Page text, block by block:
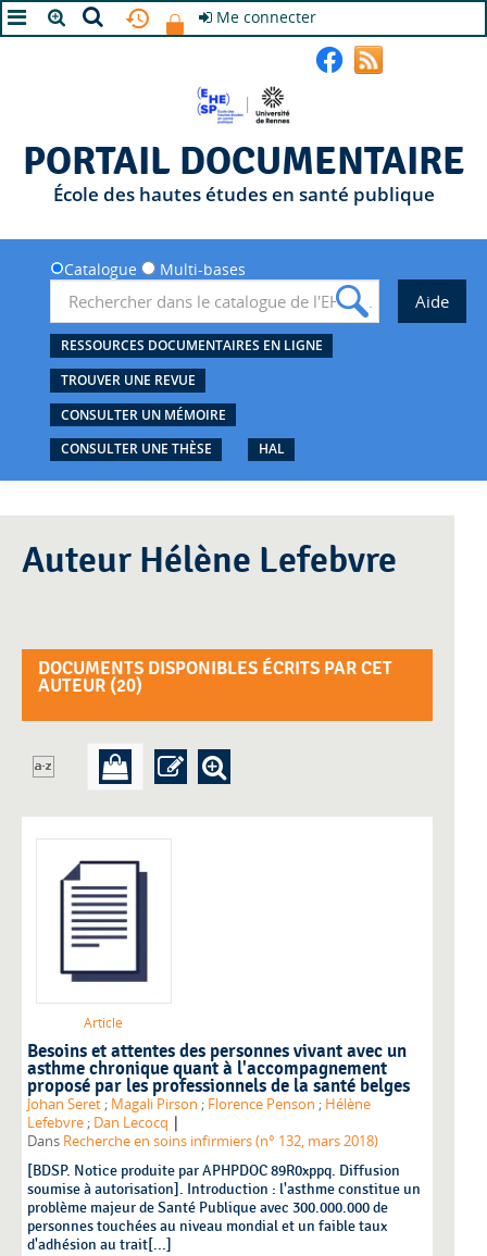
Me connecter
PORTAIL DOCUMENTAIRE
École des hautes études en santé publique
Catalogue Multi-bases
RESSOURCES DOCUMENTAIRES EN LIGNE
TROUVER UNE REVUE
CONSULTER UN MÉMOIRE
CONSULTER UNE THÈSE
HAL
Auteur Hélène Lefebvre
DOCUMENTS DISPONIBLES ÉCRITS PAR CET
AUTEUR (20)
Article
Besoins et attentes des personnes vivant avec un
asthme chronique quant à l'accompagnement
proposé par les professionnels de la santé belges
Johan Seret ; Magali Pirson ; Florence Penson ; Hélène
Lefebvre ; Dan Lecocq |
Dans Recherche en soins infirmiers (n° 132, mars 2018)
[BDSP. Notice produite par APHPDOC 89R0xppq. Diffusion
soumise à autorisation]. Introduction : l'asthme constitue un
problème majeur de Santé Publique avec 300.000.000 de
personnes touchées au niveau mondial et un faible taux
d'adhésion au trait[...]